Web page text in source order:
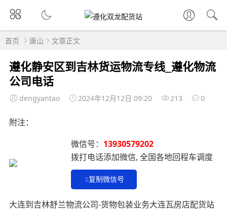
首页 唐山 文章正文
遵化静安区到吉林货运物流专线_遵化物流
公司电话
dengyantao 2024年12月12日 09:20 213 0
附注：
微信号： 13930579202
拨打电话添加微信, 全国各地回程车调度
复制微信号
大连到吉林舒兰物流公司-货物包装业务大连瓦房店配货站